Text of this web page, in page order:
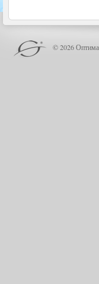
© 2026 Оптима